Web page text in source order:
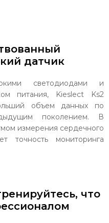
датчик
светодиодами и
питания, Kieslect Ks2
объем данных по
поколением. В
измерения сердечного
точность мониторинга
что